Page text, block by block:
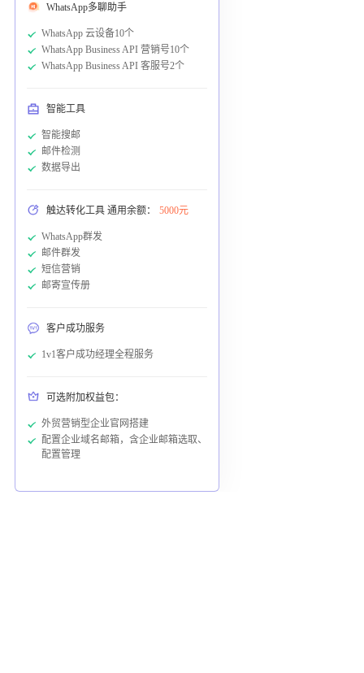
WhatsApp多聊助手
WhatsApp 云设备10个
WhatsApp Business API 营销号10个
WhatsApp Business API 客服号2个
智能工具
智能搜邮
邮件检测
数据导出
触达转化工具 通用余额： 5000元
WhatsApp群发
邮件群发
短信营销
邮寄宣传册
客户成功服务
1v1客户成功经理全程服务
可选附加权益包：
外贸营销型企业官网搭建
配置企业域名邮箱，含企业邮箱选取、
配置管理